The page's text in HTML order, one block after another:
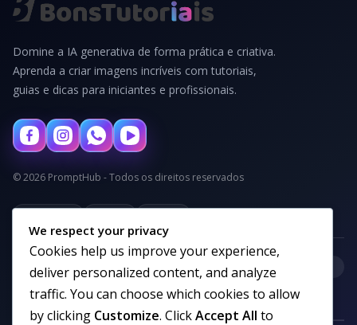
Domine a IA generativa de forma prática e criativa.
Aprenda a criar imagens incríveis com tutoriais,
guias e dicas para iniciantes e profissionais.
© 2026 PromptHub - Todos os direitos reservados
Categorias
We respect your privacy
Cookies help us improve your experience,
deliver personalized content, and analyze
traffic. You can choose which cookies to allow
by clicking Customize. ClickAccept All to